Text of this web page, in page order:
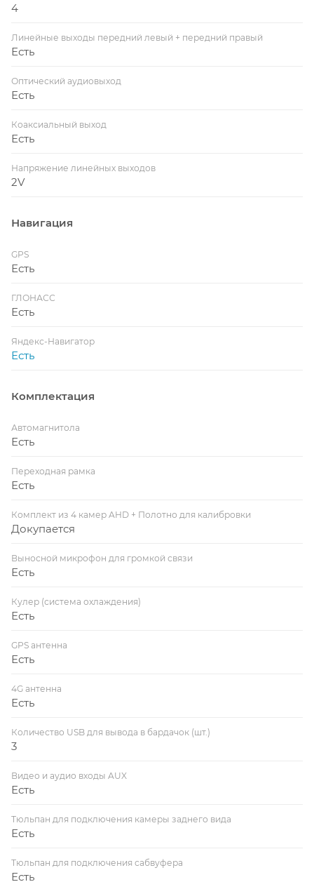
4
Линейные выходы передний левый + передний правый
Есть
Оптический аудиовыход
Есть
Коаксиальный выход
Есть
Напряжение линейных выходов
2V
Навигация
GPS
Есть
ГЛОНАСС
Есть
Яндекс-Навигатор
Есть
Комплектация
Автомагнитола
Есть
Переходная рамка
Есть
Комплект из 4 камер AHD + Полотно для калибровки
Докупается
Выносной микрофон для громкой связи
Есть
Кулер (система охлаждения)
Есть
GPS антенна
Есть
4G антенна
Есть
Количество USB для вывода в бардачок (шт.)
3
Видео и аудио входы AUX
Есть
Тюльпан для подключения камеры заднего вида
Есть
Тюльпан для подключения сабвуфера
Есть